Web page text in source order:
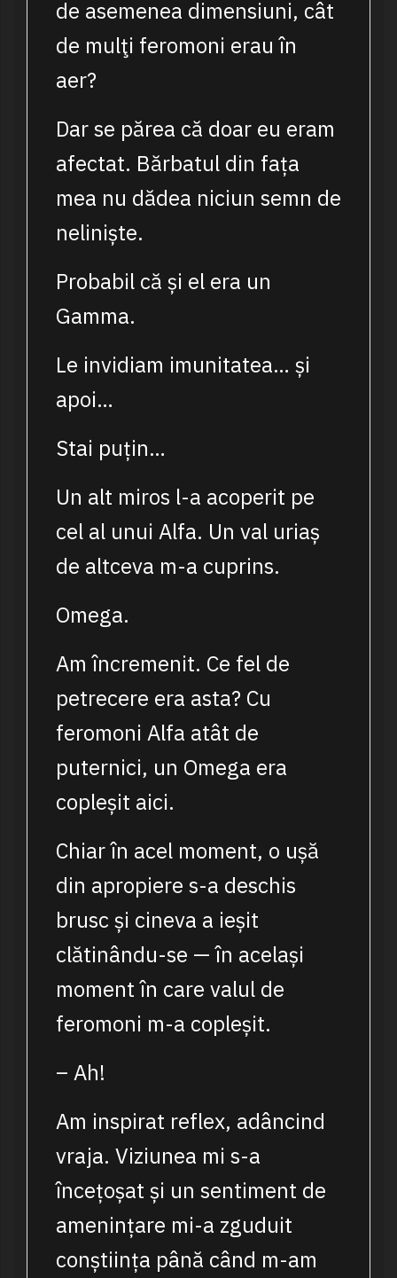
de asemenea dimensiuni, cât
de mulţi feromoni erau în
aer?
Dar se părea că doar eu eram
afectat. Bărbatul din fața
mea nu dădea niciun semn de
neliniște.
Probabil că și el era un
Gamma.
Le invidiam imunitatea… și
apoi…
Stai puțin…
Un alt miros l-a acoperit pe
cel al unui Alfa. Un val uriaș
de altceva m-a cuprins.
Omega.
Am încremenit. Ce fel de
petrecere era asta? Cu
feromoni Alfa atât de
puternici, un Omega era
copleșit aici.
Chiar în acel moment, o ușă
din apropiere s-a deschis
brusc și cineva a ieșit
clătinându-se — în același
moment în care valul de
feromoni m-a copleșit.
– Ah!
Am inspirat reflex, adâncind
vraja. Viziunea mi s-a
încețoșat și un sentiment de
amenințare mi-a zguduit
conștiința până când m-am